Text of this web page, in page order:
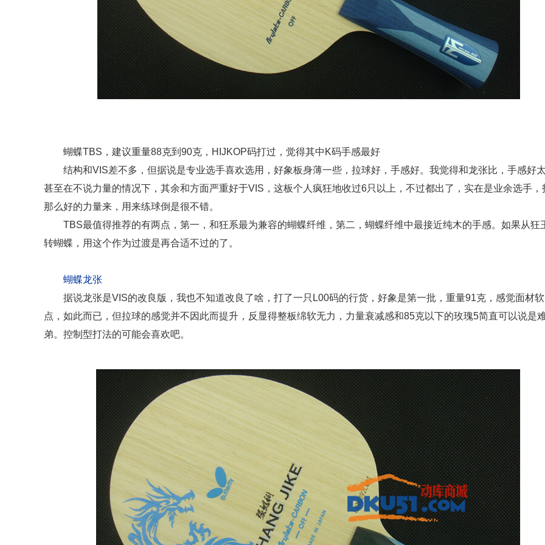
蝴蝶TBS，建议重量88克到90克，HIJKOP码打过，觉得其中K码手感最好
结构和VIS差不多，但据说是专业选手喜欢选用，好象板身薄一些，拉球好，手感好。我觉得和龙张比，手感好太
甚至在不说力量的情况下，其余和方面严重好于VIS，这板个人疯狂地收过6只以上，不过都出了，实在是业余选手，
那么好的力量来，用来练球倒是很不错。
TBS最值得推荐的有两点，第一，和狂系最为兼容的蝴蝶纤维，第二，蝴蝶纤维中最接近纯木的手感。如果从狂
转蝴蝶，用这个作为过渡是再合适不过的了。
蝴蝶龙张
据说龙张是VIS的改良版，我也不知道改良了啥，打了一只L00码的行货，好象是第一批，重量91克，感觉面材软
点，如此而已，但拉球的感觉并不因此而提升，反显得整板绵软无力，力量衰减感和85克以下的玫瑰5简直可以说是
弟。控制型打法的可能会喜欢吧。